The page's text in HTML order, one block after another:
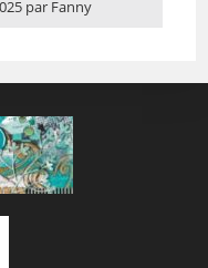
par Fanny